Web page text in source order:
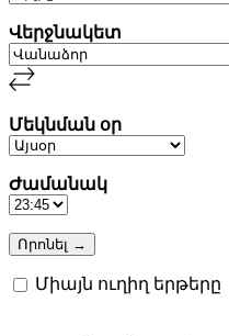
Վերջնակետ
Մեկնման օր
Ժամանակ
Միայն ուղիղ երթերը